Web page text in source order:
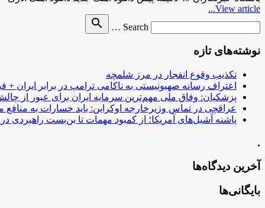
View article...
Search …
search
نوشته‌های تازه
تکذیب وقوع انفجار در مرز شلمچه
اعتراف رسانه صهیونیستی به ناکامی ترامپ در برابر ایران +
پزشکیان: وفاق ملی مهم‌ترین سرمایه ایران برای عبور از
عراقچی در تماس وزیرخارجه اوکراین: باید خسارات به منافع
پاشنه آشیل‌های آمریکا؛ از کمبود مهمات تا بن‌بست راهبردی در
.
آخرین دیدگاه‌ها
بایگانی‌ها